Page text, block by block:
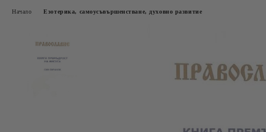
Начало Езотерика, самоусъвършенстване, духовно развитие